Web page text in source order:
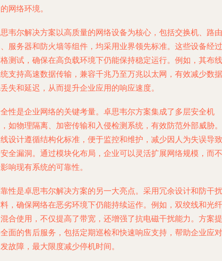
网络环境。
韦尔解决方案以高质量的网络设备为核心，包括交换机、路由
服务器和防火墙等组件，均采用业界领先标准。这些设备经过
测试，确保在高负载环境下仍能保持稳定运行。例如，其布线
支持高速数据传输，兼容千兆乃至万兆以太网，有效减少数据
失和延迟，从而提升企业应用的响应速度。
性是企业网络的关键考量。卓思韦尔方案集成了多层安全机
如物理隔离、加密传输和入侵检测系统，有效防范外部威胁。
设计遵循结构化标准，便于监控和维护，减少因人为失误导致
全漏洞。通过模块化布局，企业可以灵活扩展网络规模，而不
响现有系统的可靠性。
性是卓思韦尔解决方案的另一大亮点。采用冗余设计和防干扰
，确保网络在恶劣环境下仍能持续运作。例如，双绞线和光纤
合使用，不仅提高了带宽，还增强了抗电磁干扰能力。方案提
面的售后服务，包括定期巡检和快速响应支持，帮助企业应对
故障，最大限度减少停机时间。